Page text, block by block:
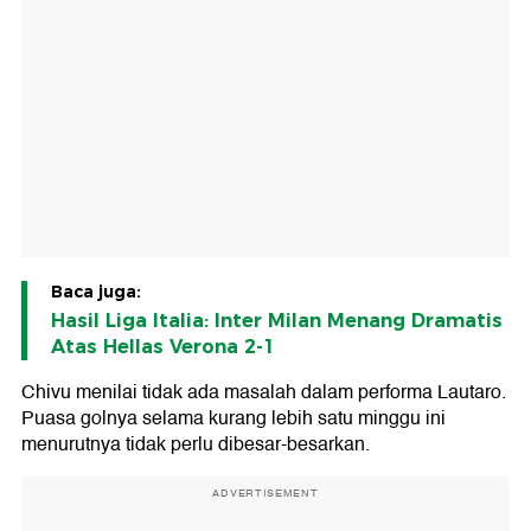
Baca juga:
Hasil Liga Italia: Inter Milan Menang Dramatis
Atas Hellas Verona 2-1
Chivu menilai tidak ada masalah dalam performa Lautaro.
Puasa golnya selama kurang lebih satu minggu ini
menurutnya tidak perlu dibesar-besarkan.
ADVERTISEMENT